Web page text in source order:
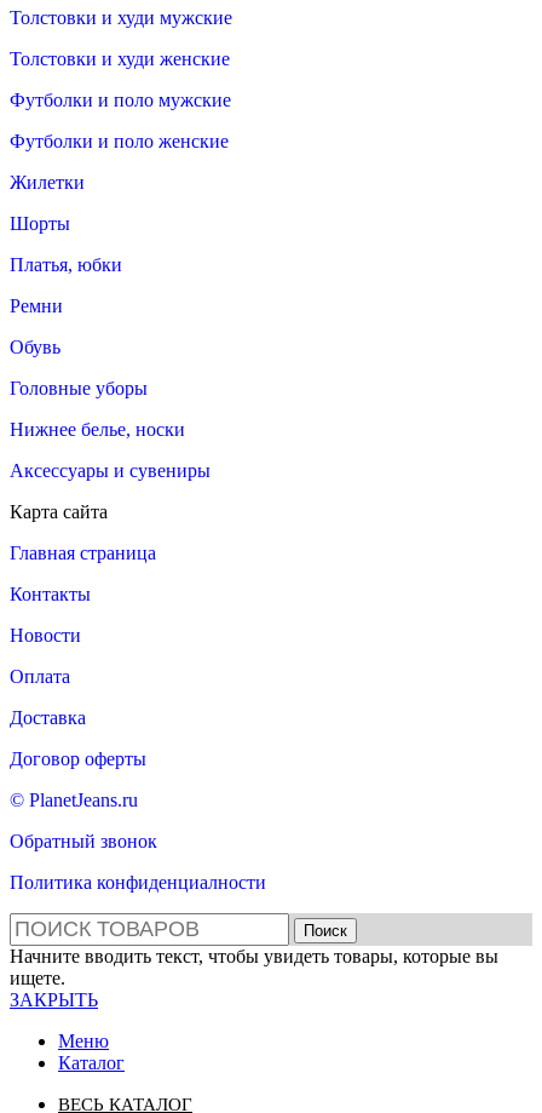
Толстовки и худи мужские
Толстовки и худи женские
Футболки и поло мужские
Футболки и поло женские
Жилетки
Шорты
Платья, юбки
Ремни
Обувь
Головные уборы
Нижнее белье, носки
Аксессуары и сувениры
Карта сайта
Главная страница
Контакты
Новости
Оплата
Доставка
Договор оферты
© PlanetJeans.ru
Обратный звонок
Политика конфиденциалности
Поиск
Начните вводить текст, чтобы увидеть товары, которые вы
ищете.
ЗАКРЫТЬ
Меню
Каталог
ВЕСЬ КАТАЛОГ